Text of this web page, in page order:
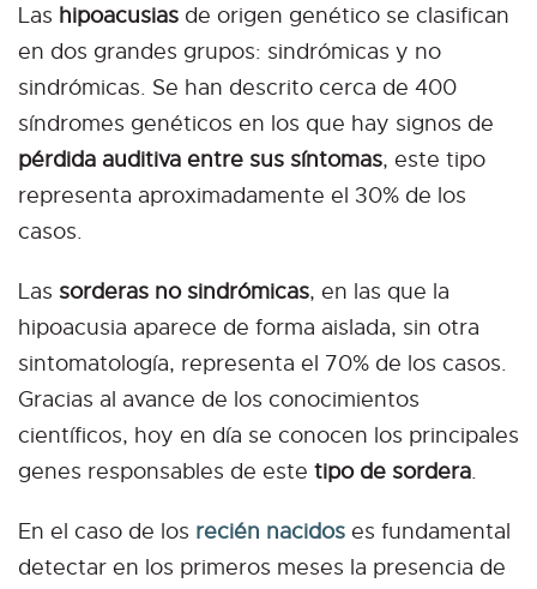
Las hipoacusias de origen genético se clasifican
en dos grandes grupos: sindrómicas y no
sindrómicas. Se han descrito cerca de 400
síndromes genéticos en los que hay signos de
pérdida auditiva entre sus síntomas, este tipo
representa aproximadamente el 30% de los
casos.
Las sorderas no sindrómicas, en las que la
hipoacusia aparece de forma aislada, sin otra
sintomatología, representa el 70% de los casos.
Gracias al avance de los conocimientos
científicos, hoy en día se conocen los principales
genes responsables de este tipo de sordera.
En el caso de los recién nacidos es fundamental
detectar en los primeros meses la presencia de